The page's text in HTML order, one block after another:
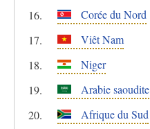
Corée du Nord
Viêt Nam
Niger
Arabie saoudite
Afrique du Sud